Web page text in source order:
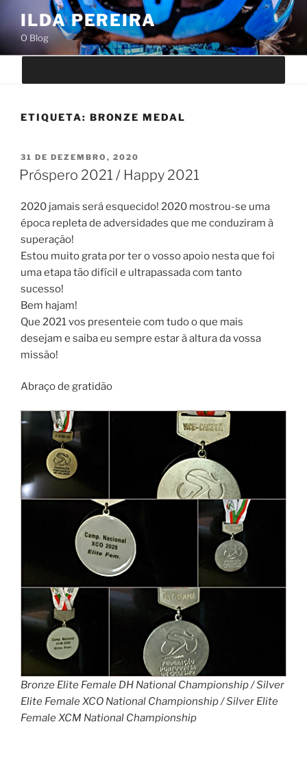
o
conteúdo
ILDA PEREIRA
O Blog
ETIQUETA: BRONZE MEDAL
PUBLICADO
EM
31 DE DEZEMBRO, 2020
Próspero 2021 / Happy 2021
2020 jamais será esquecido! 2020 mostrou-se uma
época repleta de adversidades que me conduziram à
superação!
Estou muito grata por ter o vosso apoio nesta que foi
uma etapa tão difícil e ultrapassada com tanto
sucesso!
Bem hajam!
Que 2021 vos presenteie com tudo o que mais
desejam e saiba eu sempre estar à altura da vossa
missão!
Abraço de gratidão
Bronze Elite Female DH National Championship / Silver
Elite Female XCO National Championship / Silver Elite
Female XCM National Championship